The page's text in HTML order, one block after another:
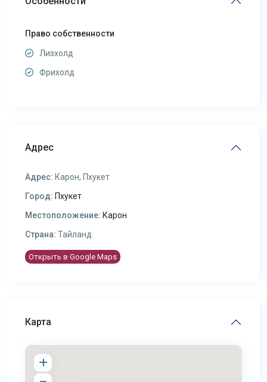
Право собственности
Лизхолд
Фрихолд
Адрес
Адрес: Карон, Пхукет
Город: Пхукет
Местоположение: Карон
Страна: Тайланд
Открыть в Google Maps
Карта